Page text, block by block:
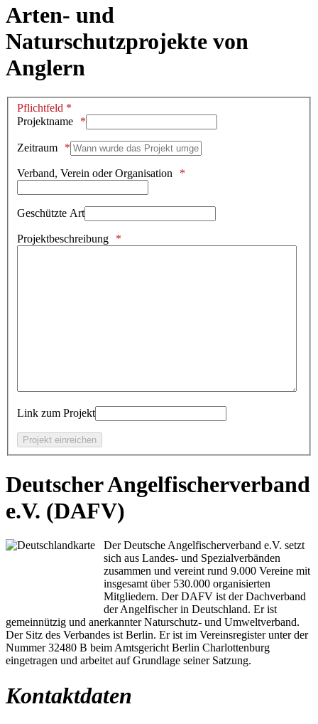
Arten- und
Naturschutzprojekte von
Anglern
Pflichtfeld *
Projektname
Zeitraum
Verband, Verein oder Organisation
Geschützte Art
Projektbeschreibung
Link zum Projekt
Deutscher Angelfischerverband
e.V. (DAFV)
Der Deutsche Angelfischerverband e.V. setzt
sich aus Landes- und Spezialverbänden
zusammen und vereint rund 9.000 Vereine mit
insgesamt über 530.000 organisierten
Mitgliedern. Der DAFV ist der Dachverband
der Angelfischer in Deutschland. Er ist
gemeinnützig und anerkannter Naturschutz- und Umweltverband.
Der Sitz des Verbandes ist Berlin. Er ist im Vereinsregister unter der
Nummer 32480 B beim Amtsgericht Berlin Charlottenburg
eingetragen und arbeitet auf Grundlage seiner Satzung.
Kontaktdaten